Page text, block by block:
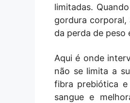
limitadas.
gordura corporal,
da perda de peso
Aqui é onde
não se limita a
fibra prebiótica
sangue e